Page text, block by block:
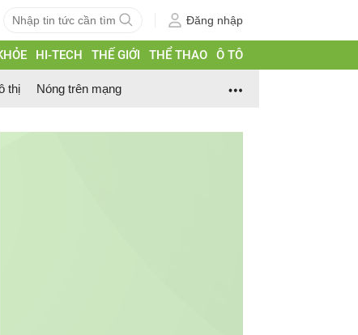
Đăng nhập
HI-TECH THẾ GIỚI THỂ THAO Ô TÔ
thị Nóng trên mạng